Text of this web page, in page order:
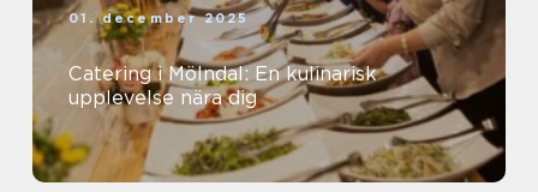
01. december 2025
Catering i Mölndal: En kulinarisk
upplevelse nära dig